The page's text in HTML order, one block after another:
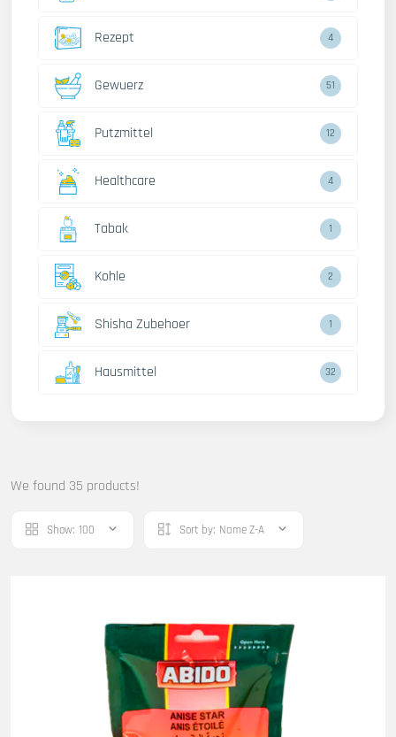
Rezept 4
Gewuerz 51
Putzmittel 12
Healthcare 4
Tabak 1
Kohle 2
Shisha Zubehoer 1
Hausmittel 32
We found 35 products!
Show: 100 Sort by: Name Z-A